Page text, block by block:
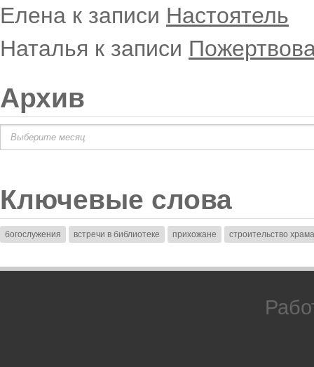
Елена к записи Настоятель
Наталья к записи
Архив
Ключевые слова
богослужения встречи в библиотеке прихожане строительство храма